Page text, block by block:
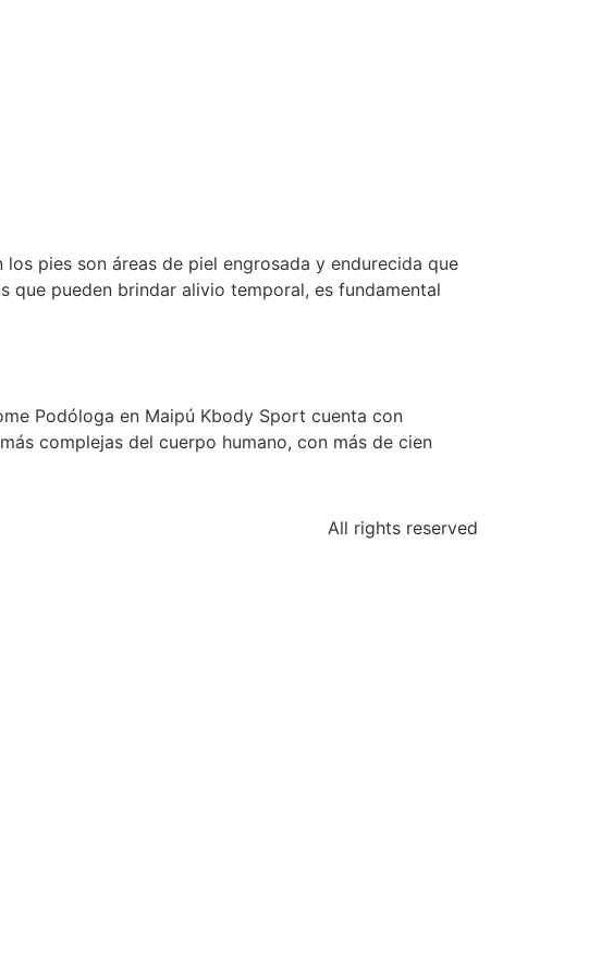
pies son áreas de piel engrosada y endurecida que
pueden brindar alivio temporal, es fundamental
Podóloga en Maipú Kbody Sport cuenta con
complejas del cuerpo humano, con más de cien
All rights reserved